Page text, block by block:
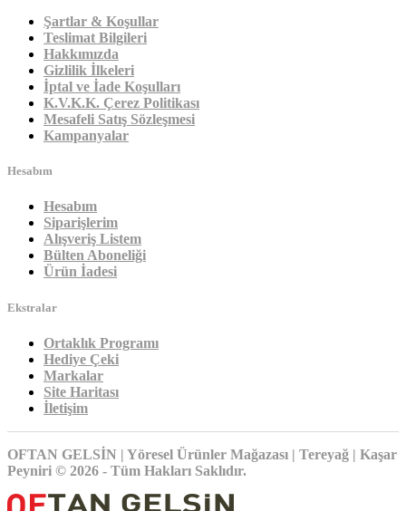
Şartlar & Koşullar
Teslimat Bilgileri
Hakkımızda
Gizlilik İlkeleri
İptal ve İade Koşulları
K.V.K.K. Çerez Politikası
Mesafeli Satış Sözleşmesi
Kampanyalar
Hesabım
Hesabım
Siparişlerim
Alışveriş Listem
Bülten Aboneliği
Ürün İadesi
Ekstralar
Ortaklık Programı
Hediye Çeki
Markalar
Site Haritası
İletişim
OFTAN GELSİN | Yöresel Ürünler Mağazası | Tereyağ | Kaşar
Peyniri © 2026 - Tüm Hakları Saklıdır.